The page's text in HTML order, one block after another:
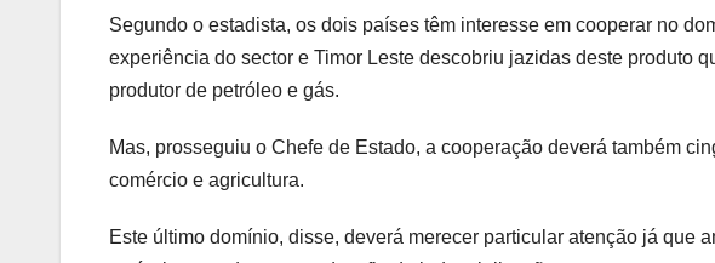
Segundo o estadista, os dois países têm interesse em cooperar no
experiência do sector e Timor Leste descobriu jazidas deste produto
produtor de petróleo e gás.
Mas, prosseguiu o Chefe de Estado, a cooperação deverá também
comércio e agricultura.
Este último domínio, disse, deverá merecer particular atenção já que